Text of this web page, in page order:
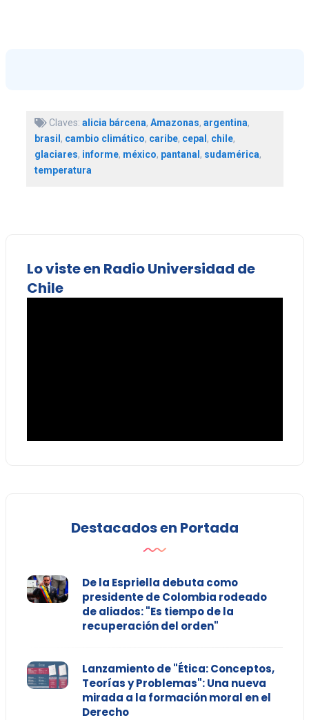
Claves: alicia bárcena, Amazonas, argentina,
brasil, cambio climático, caribe, cepal, chile,
glaciares, informe, méxico, pantanal, sudamérica,
temperatura
Lo viste en Radio Universidad de
Chile
Destacados en Portada
De la Espriella debuta como
presidente de Colombia rodeado
de aliados: "Es tiempo de la
recuperación del orden"
Lanzamiento de "Ética: Conceptos,
Teorías y Problemas": Una nueva
mirada a la formación moral en el
Derecho